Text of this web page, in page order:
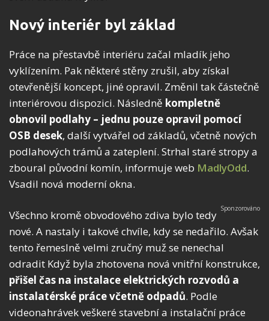
Nový interiér byl základ
Práce na přestavbě interiéru začal mladík jeho
vyklízením. Pak některé stěny zrušil, aby získal
otevřenější koncept, jiné opravil. Změnil tak částečně
interiérovou dispozici. Následně kompletně
obnovil podlahy – jednu pouze opravil pomocí
OSB desek, další vytvářel od základů, včetně nových
podlahových trámů a zateplení. Strhal staré stropy a
zboural původní komín, informuje web MadlyOdd.
Vsadil nová moderní okna.
Všechno kromě obvodového zdiva bylo tedy
nové. A nastaly i takové chvíle, kdy se nedařilo. Avšak
tento řemeslně velmi zručný muž se nenechal
odradit Když byla zhotovena nová vnitřní konstrukce,
přišel čas na instalace elektrických rozvodů a
instalatérské práce včetně odpadů. Podle
videonahrávek veškeré stavební a instalační práce